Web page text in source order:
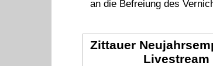
an die Befreiung des
Zittauer
Livestream